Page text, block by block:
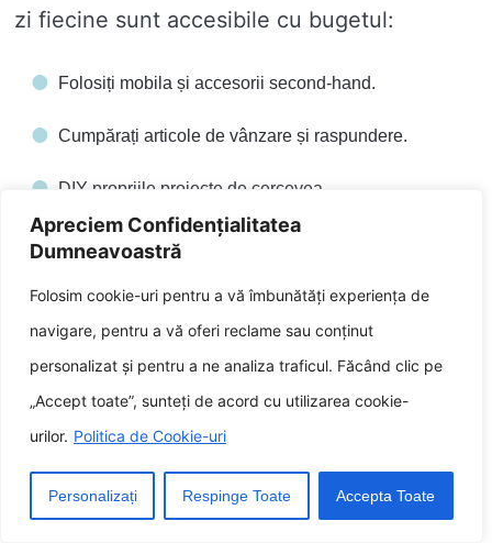
Apreciem Confidențialitatea
Dumneavoastră
Folosim cookie-uri pentru a vă îmbunătăți experiența de
navigare, pentru a vă oferi reclame sau conținut
personalizat și pentru a ne analiza traficul. Făcând clic pe
„Accept toate”, sunteți de acord cu utilizarea cookie-
urilor. Politica de Cookie-uri
Personalizați Respinge Toate Accepta Toate
zi fiecine sunt accesibile cu bugetul:
Folosiți mobila și accesorii second-hand.
Cumpărați articole de vânzare și raspundere.
DIY propriile proiecte de cercevea.
Concentrați-vă pe crearea unei atmosfere
confortabile și primitoare, mai degrabă decât să
cheltuiți bani pe cercevea situat.
Iată câteva exemple specifice de idei de
cercevea catre sala de mancare economice:
În loc să cumperi o canapea nouă, găsește una
online.